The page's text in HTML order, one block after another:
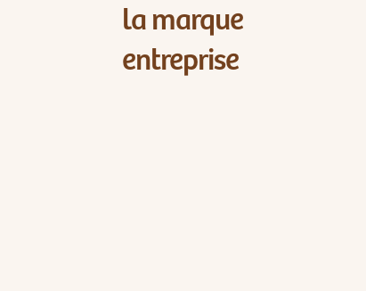
la marque
entreprise